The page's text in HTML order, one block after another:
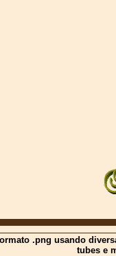
.png usando
tubes e